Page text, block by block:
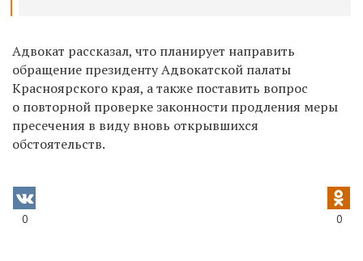
Адвокат рассказал, что планирует направить
обращение президенту Адвокатской палаты
Красноярского края, а также поставить вопрос
о повторной проверке законности продления меры
пресечения в виду вновь открывшихся
обстоятельств.
0 0